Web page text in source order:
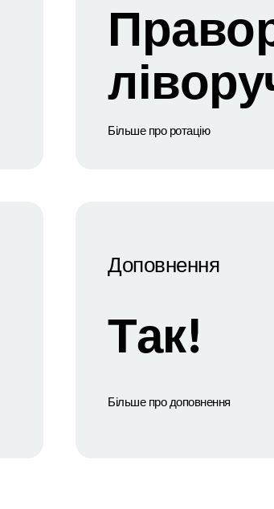
Більше про ротацію
Доповнення
Так!
Більше про доповнення